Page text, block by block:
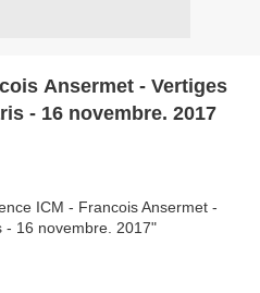
Ansermet - Vertiges
- 16 novembre. 2017